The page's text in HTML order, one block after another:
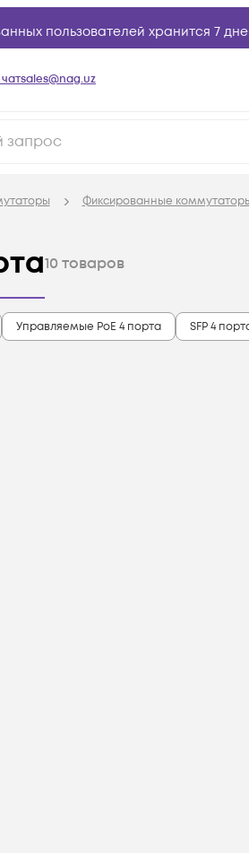
пользователей хранится 7
sales@nag.uz
Фиксированные
10 товаров
Управляемые PoE 4 порта SFP 4